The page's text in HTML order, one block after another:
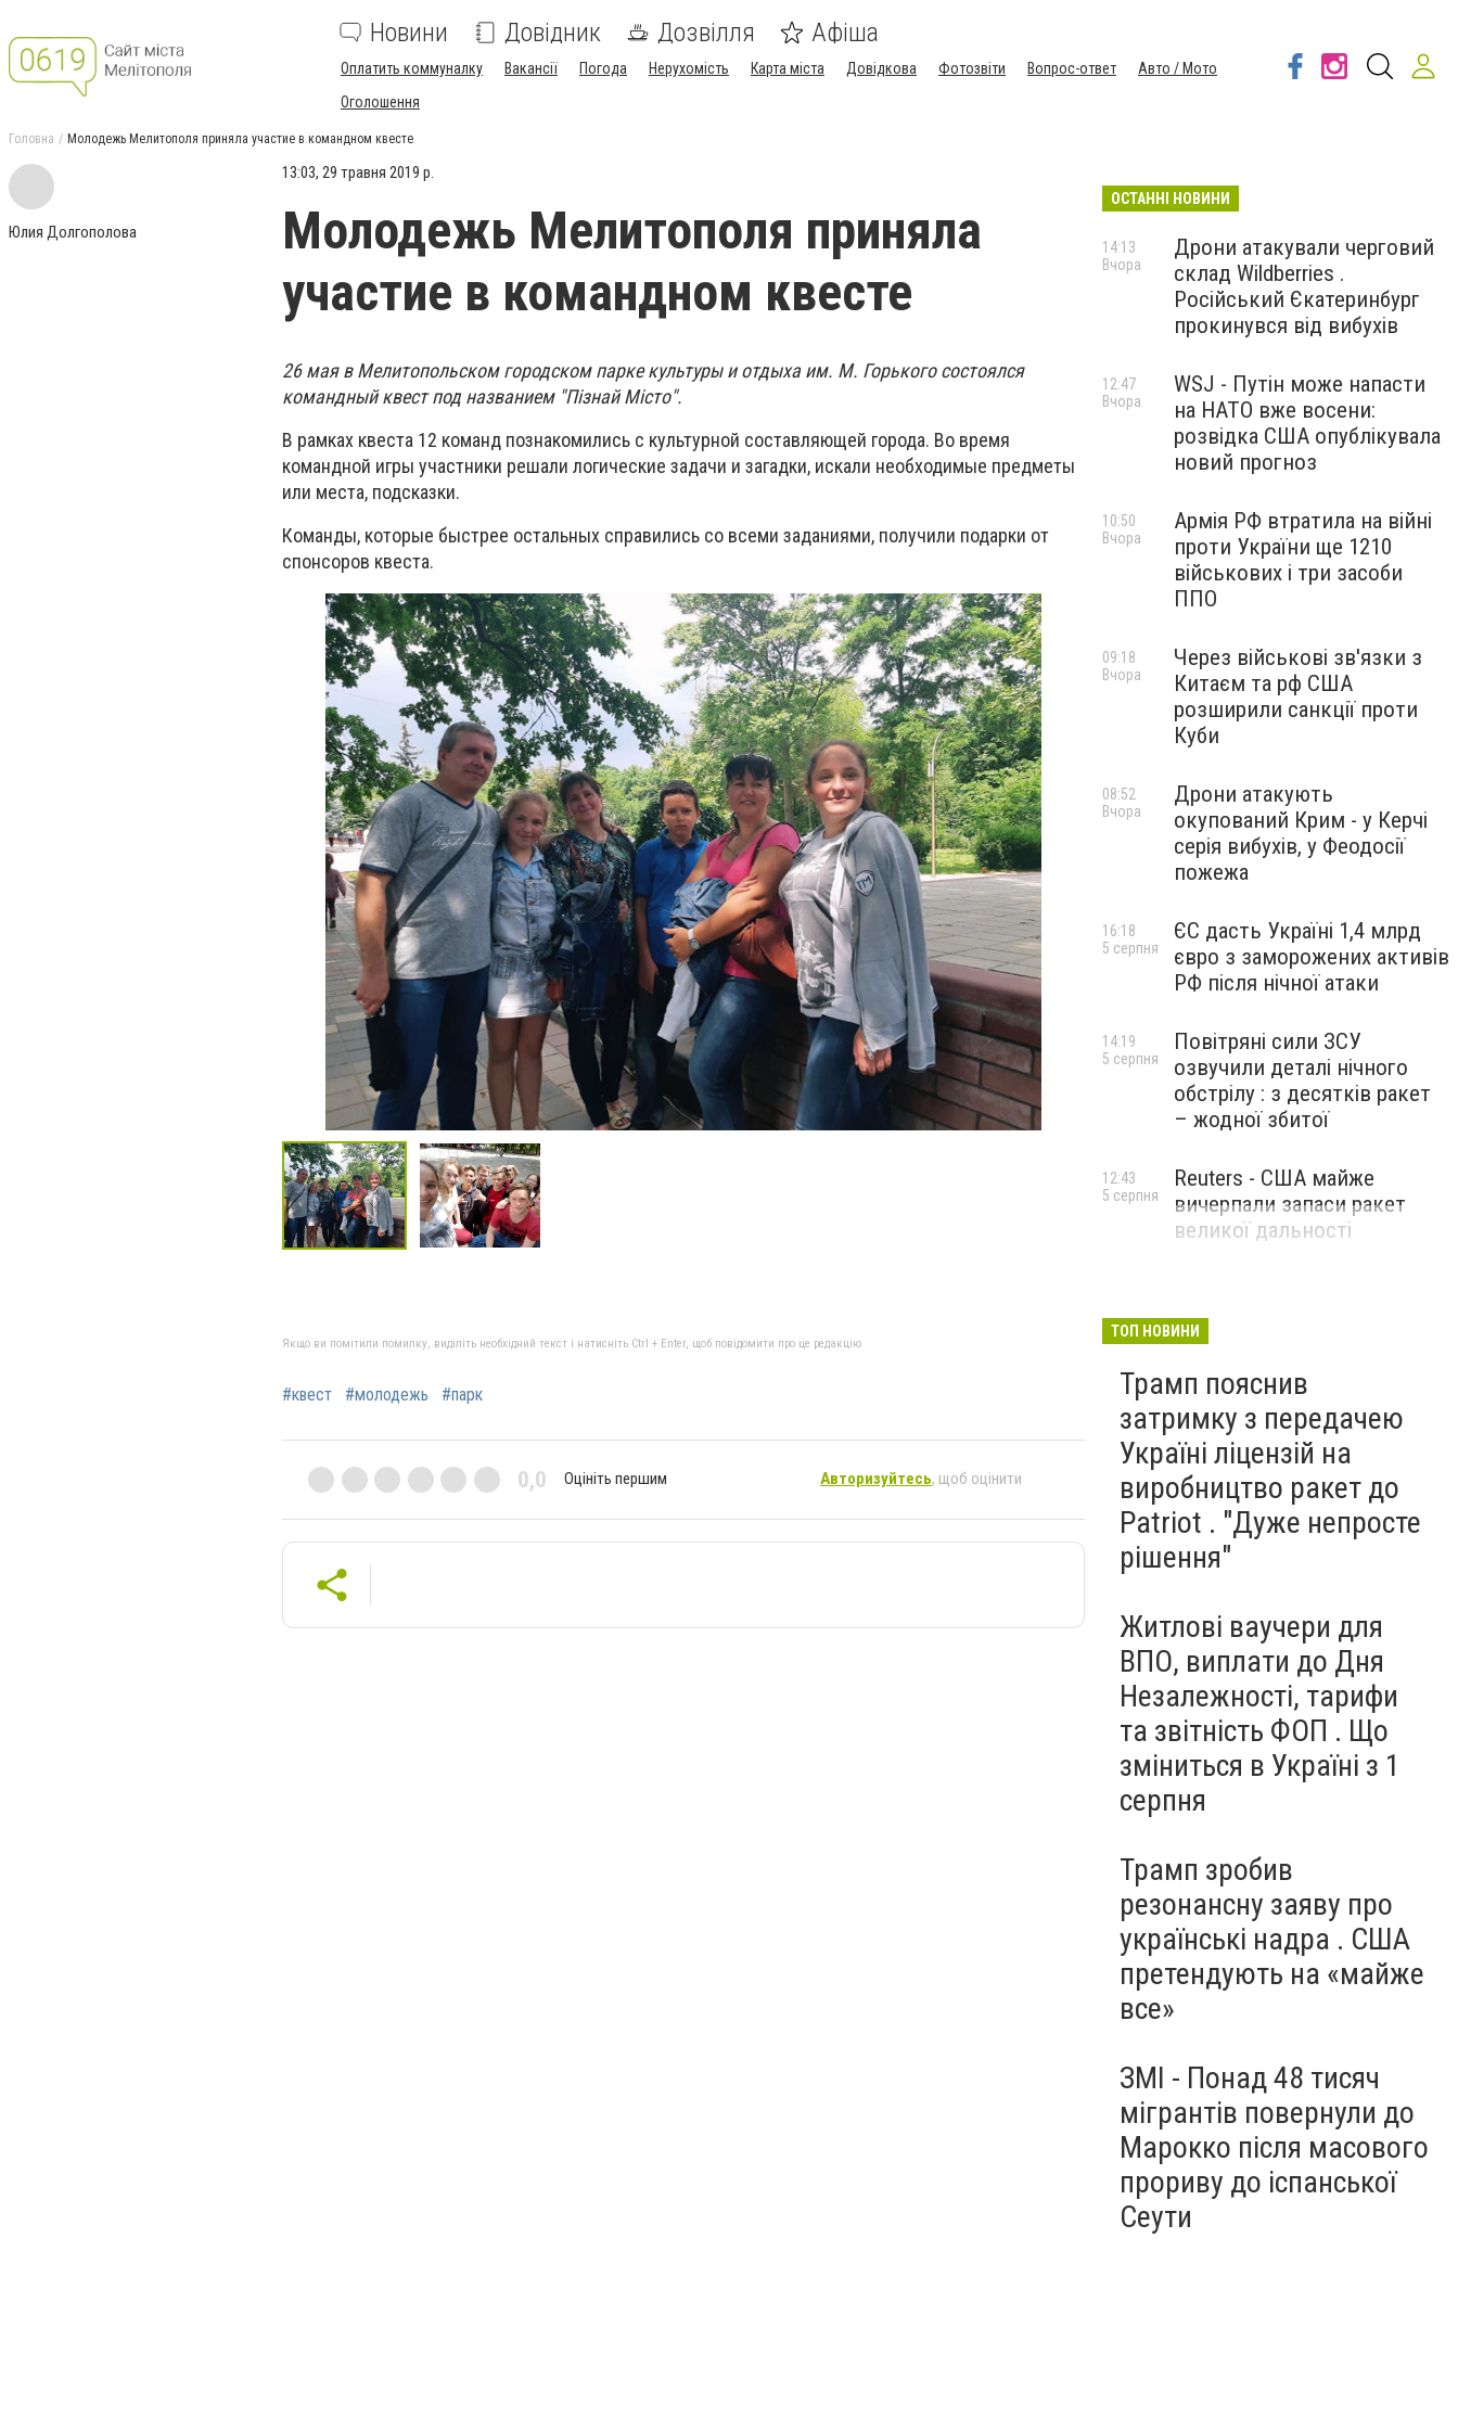
Новини Довідник Дозвілля Афіша
Оплатить коммуналку Вакансії Погода Нерухомість Карта міста Довідкова Фотозвіти Вопрос-ответ
Авто / Мото
Оголошення
Головна Молодежь Мелитополя приняла участие в командном квесте
Юлия Долгополова
13:03, 29 травня 2019 р.
Молодежь Мелитополя приняла
участие в командном квесте
26 мая в Мелитопольском городском парке культуры и отдыха им. М. Горького состоялся
командный квест под названием "Пізнай Місто".
В рамках квеста 12 команд познакомились с культурной составляющей города. Во время
командной игры участники решали логические задачи и загадки, искали необходимые предметы
или места, подсказки.
Команды, которые быстрее остальных справились со всеми заданиями, получили подарки от
спонсоров квеста.
Якщо ви помітили помилку, виділіть необхідний текст і натисніть Ctrl + Enter, щоб повідомити про це редакцію
#квест #молодежь #парк
0,0 Оцініть першим Авторизуйтесь, щоб оцінити
ОСТАННІ НОВИНИ
Дрони атакували черговий
склад Wildberries .
Російський Єкатеринбург
прокинувся від вибухів
14:13
Вчора
WSJ - Путін може напасти
на НАТО вже восени:
розвідка США опублікувала
новий прогноз
12:47
Вчора
Армія РФ втратила на війні
проти України ще 1210
військових і три засоби
ППО
10:50
Вчора
Через військові зв'язки з
Китаєм та рф США
розширили санкції проти
Куби
09:18
Вчора
Дрони атакують
окупований Крим - у Керчі
серія вибухів, у Феодосії
пожежа
08:52
Вчора
ЄС дасть Україні 1,4 млрд
євро з заморожених активів
РФ після нічної атаки
16:18
5 серпня
Повітряні сили ЗСУ
озвучили деталі нічного
обстрілу : з десятків ракет
– жодної збитої
14:19
5 серпня
Reuters - США майже
вичерпали запаси ракет
великої дальності
12:43
5 серпня
ТОП НОВИНИ
Трамп пояснив
затримку з передачею
Україні ліцензій на
виробництво ракет до
Patriot . "Дуже непросте
рішення"
Житлові ваучери для
ВПО, виплати до Дня
Незалежності, тарифи
та звітність ФОП . Що
зміниться в Україні з 1
серпня
Трамп зробив
резонансну заяву про
українські надра . США
претендують на «майже
все»
ЗМІ - Понад 48 тисяч
мігрантів повернули до
Марокко після масового
прориву до іспанської
Сеути